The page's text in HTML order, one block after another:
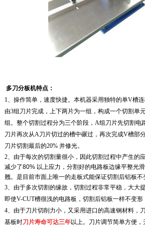
多刀分板机特点：
1
、操作简单，速度快捷。本机器采用独特的单V槽
由3组刀片完成，上下两片为一组，构成一个切割单
组。整个切割过程分为三个阶段， A组刀片先切割电
刀片再次从 A刀片切过的槽中碾过，再次完成V槽部
刀片切割最后的20% 并修光。
2、由于每次的切割量很小，因此切割过程中产生的
减少了80% 以上应力，分割好的电路板边缘平整光
翘。是目前市面上唯一的走板式能保证切割后铝板不
3、由于多次切割的缘故，切割过程非常平稳，大大
即使V-CUT槽很浅的电路板，切割后铝板一样不变形
4、由于刀片切削力小，又采用进口的高速钢材料，
基板时刀片寿命可达三年以上。刀片调节简单方便，